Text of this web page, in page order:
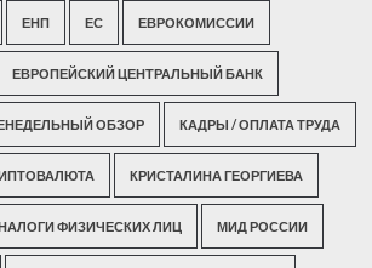
ЕНП ЕС ЕВРОКОМИССИИ
ЕВРОПЕЙСКИЙ ЦЕНТРАЛЬНЫЙ БАНК
ОБЗОР КАДРЫ / ОПЛАТА ТРУДА
КРИСТАЛИНА ГЕОРГИЕВА
ФИЗИЧЕСКИХ ЛИЦ МИД РОССИИ